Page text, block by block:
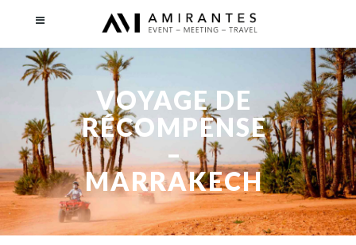
VOYAGE DE
RÉCOMPENSE
–
MARRAKECH